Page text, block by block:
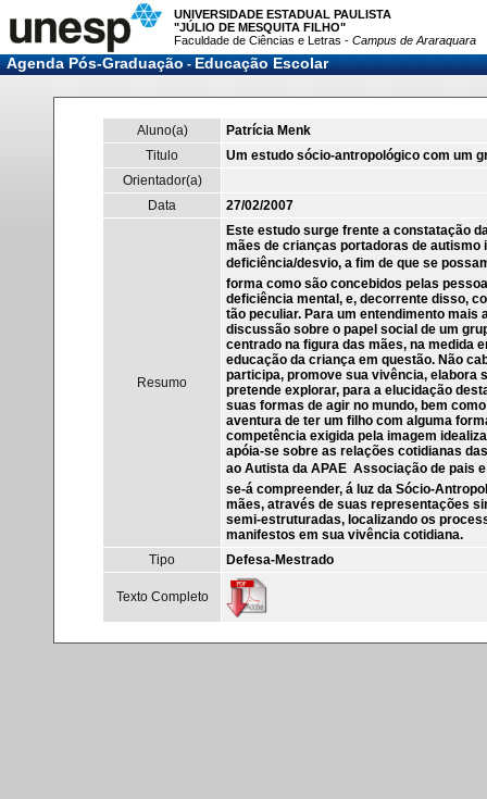
UNIVERSIDADE ESTADUAL PAULISTA
"JÚLIO DE MESQUITA FILHO"
Faculdade de Ciências e Letras - Campus de Araraquara
Agenda Pós-Graduação-Educação Escolar
Aluno(a)
Patrícia Menk
Titulo
Um estudo sócio-antropológico com um
Orientador(a)
Data
27/02/2007
Resumo
Este estudo surge frente a constatação
mães de crianças portadoras de autismo
deficiência/desvio, a fim de que se
forma como são concebidos pelas
deficiência mental, e, decorrente disso,
tão peculiar. Para um entendimento mais
discussão sobre o papel social de um
centrado na figura das mães, na medida
educação da criança em questão. Não
participa, promove sua vivência, elabora
pretende explorar, para a elucidação
suas formas de agir no mundo, bem
aventura de ter um filho com alguma
competência exigida pela imagem
apóia-se sobre as relações cotidianas
ao Autista da APAE  Associação de
se-á compreender, á luz da Sócio-
mães, através de suas representações
semi-estruturadas, localizando os
manifestos em sua vivência cotidiana.
Tipo
Defesa-Mestrado
Texto Completo